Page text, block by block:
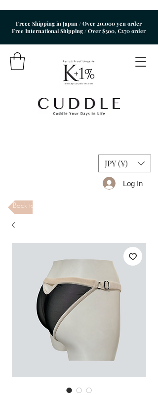
Freee Shipping in Japan / Over 20,000 yen order
​Free International Shipping / Over $300, €270 order
JPY (¥)
Log In
Back to Store